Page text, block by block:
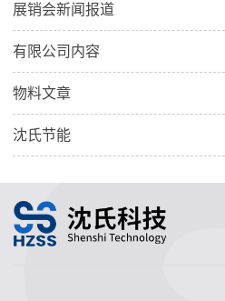
展销会新闻报道
有限公司内容
物料文章
沈氏节能